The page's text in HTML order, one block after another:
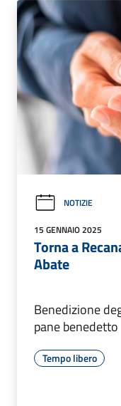
NOTIZIE
15 GENNAIO 2025
Torna a
Abate
Benedizione
pane benedetto
Tempo libero